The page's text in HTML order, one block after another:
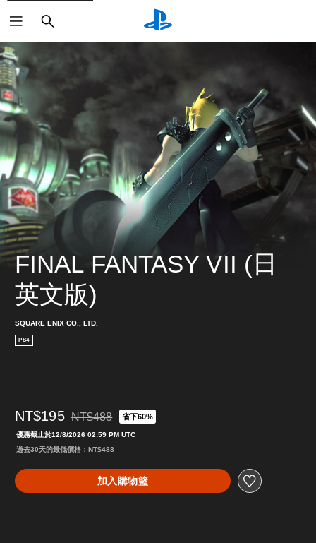
搜
尋
FINAL FANTASY VII (日
英文版)
SQUARE ENIX CO., LTD.
PS4
NT$195 折扣前原價為NT$488
NT$488 省下60%
優惠截止於12/8/2026 02:59 PM UTC
過去30天的最低價格：NT$488
加入購物籃